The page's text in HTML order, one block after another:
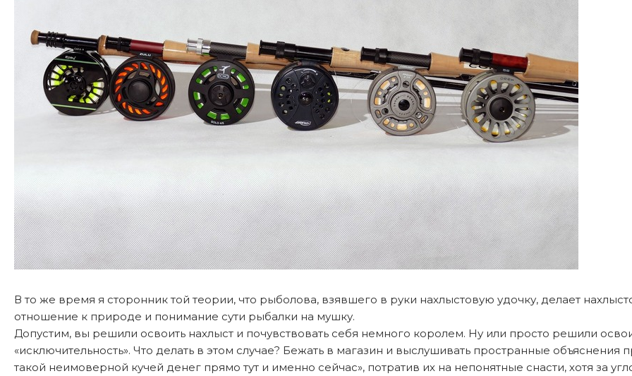
В то же время я сторонник той теории, что рыболова, взявшего в руки нахлыстовую удочку, делает
отношение к природе и понимание сути рыбалки на мушку.
Допустим, вы решили освоить нахлыст и почувствовать себя немного королем. Ну или просто решили
«исключительность». Что делать в этом случае? Бежать в магазин и выслушивать пространные
такой неимоверной кучей денег прямо тут и именно сейчас», потратив их на непонятные снасти, хотя за